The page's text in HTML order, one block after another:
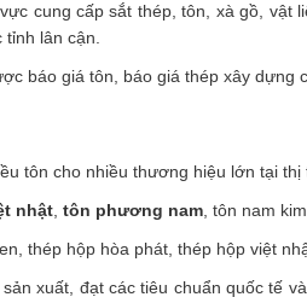
cung cấp sắt thép, tôn, xà gồ, vật
lân cận.
báo giá tôn, báo giá thép xây dựng
tôn cho nhiều thương hiệu lớn tại
nhật tôn phương nam , tôn nam
thép hộp hòa phát, thép hộp việt
xuất, đạt các tiêu chuẩn quốc tế